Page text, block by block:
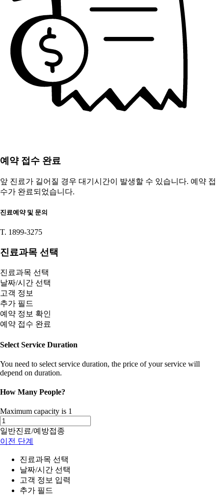
예약 접수 완료
앞 진료가 길어질 경우 대기시간이 발생할 수 있습니다. 예약 접
수가 완료되었습니다.
진료예약 및 문의
T. 1899-3275
진료과목 선택
진료과목 선택
날짜/시간 선택
고객 정보
추가 필드
예약 정보 확인
예약 접수 완료
Select Service Duration
You need to select service duration, the price of your service will
depend on duration.
How Many People?
Maximum capacity is 1
일반진료/예방접종
이전 단계
진료과목 선택
날짜/시간 선택
고객 정보 입력
추가 필드